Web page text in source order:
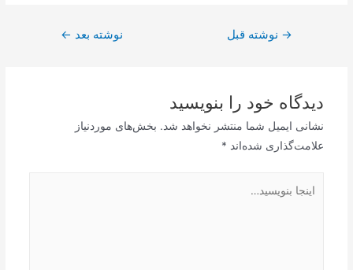
راهبری→ نوشته قبل نوشته بعد ←
دیدگاه‌ خود را بنویسید
نشانی ایمیل شما منتشر نخواهد شد. بخش‌های موردنیاز
علامت‌گذاری شده‌اند *
بنویسید…